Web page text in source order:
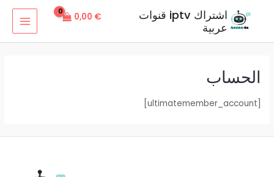
اشتراك iptv قنوات
عربية
0,00 €
الحساب